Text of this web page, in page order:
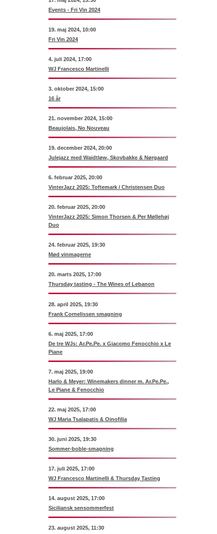
Events - Fri Vin 2024
19. maj 2024, 10:00
Fri Vin 2024
4. juli 2024, 17:00
WJ Francesco Martinelli
3. oktober 2024, 15:00
16 år
21. november 2024, 15:00
Beaujolais, No Nouveau
19. december 2024, 20:00
Julejazz med Waidtløw, Skovbakke & Nørgaard
6. februar 2025, 20:00
VinterJazz 2025: Toftemark / Christensen Duo
20. februar 2025, 20:00
VinterJazz 2025: Simon Thorsen & Per Møllehøj
Duo
24. februar 2025, 19:30
Mød vinmagerne
20. marts 2025, 17:00
Thursday tasting - The Wines of Lebanon
28. april 2025, 19:30
Frank Cornelissen smagning
6. maj 2025, 17:00
De tre WJs: Ar.Pe.Pe. x Giacomo Fenocchio x Le
Piane
7. maj 2025, 19:00
Harlo & Meyer: Winemakers dinner m. Ar.Pe.Pe.,
Le Piane & Fenocchio
22. maj 2025, 17:00
WJ Maria Tsalapatis & Oinofilia
30. juni 2025, 19:30
Sommer-boble-smagning
17. juli 2025, 17:00
WJ Francesco Martinelli & Thursday Tasting
14. august 2025, 17:00
Siciliansk sensommerfest
23. august 2025, 11:30